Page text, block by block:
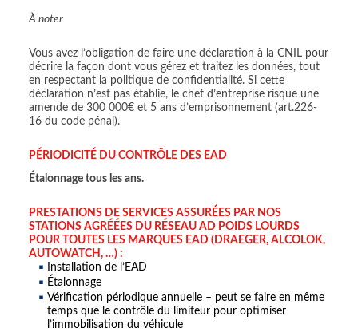
À noter
Vous avez l’obligation de faire une déclaration à la CNIL pour
décrire la façon dont vous gérez et traitez les données, tout
en respectant la politique de confidentialité. Si cette
déclaration n’est pas établie, le chef d’entreprise risque une
amende de 300 000€ et 5 ans d’emprisonnement (art.226-
16 du code pénal).
PÉRIODICITÉ DU CONTRÔLE DES EAD
Étalonnage tous les ans.
PRESTATIONS DE SERVICES ASSURÉES PAR NOS
STATIONS AGRÉÉES DU RÉSEAU AD POIDS LOURDS
POUR TOUTES LES MARQUES EAD (DRAEGER, ALCOLOK,
AUTOWATCH, …) :
Installation de l’EAD
Étalonnage
Vérification périodique annuelle – peut se faire en même
temps que le contrôle du limiteur pour optimiser
l’immobilisation du véhicule